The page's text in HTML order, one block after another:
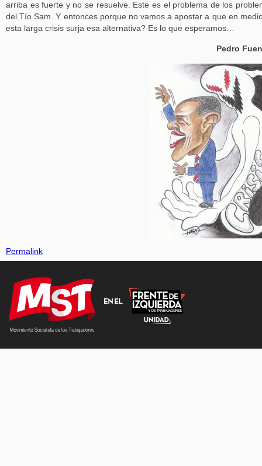
arriba es fuerte y no se resuelve. Este es el problema de los
del Tío Sam. Y entonces porque no vamos a apostar a que en
esta larga crisis surja esa alternativa? Es lo que esperamos…
Pedro
Permalink